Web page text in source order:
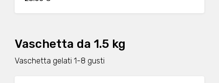
Vaschetta da 1.5 kg
Vaschetta gelati 1-8 gusti